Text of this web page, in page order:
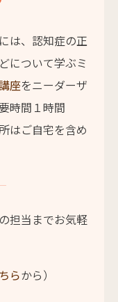
は、認知症の正
について学ぶミ
座をニーダーザ
時間１時間
はご自宅を含め
担当までお気軽
らから）